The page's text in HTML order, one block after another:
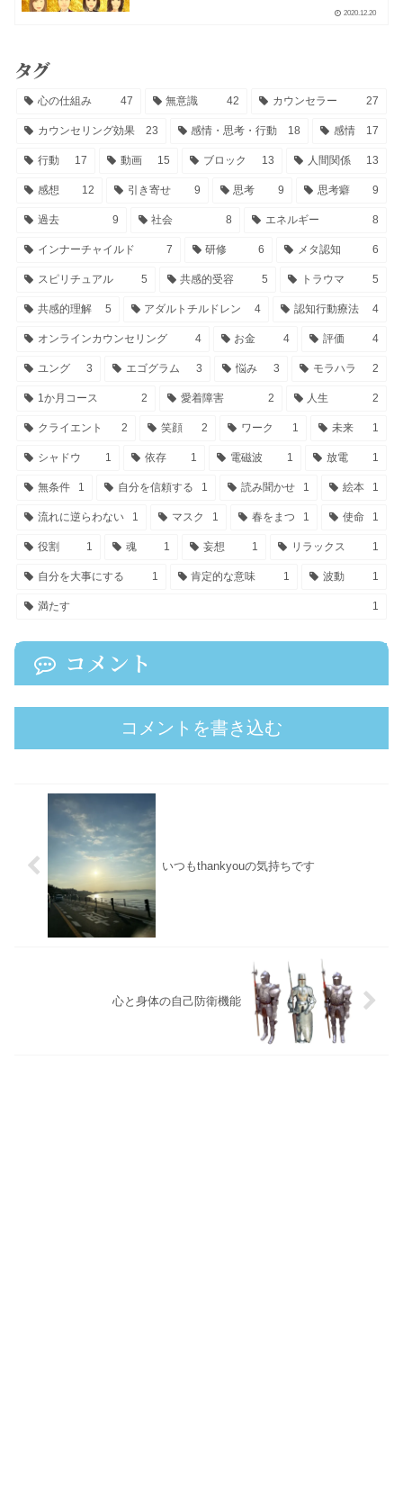
2020.12.20
タグ
心の仕組み 47 無意識 42 カウンセラー 27
カウンセリング効果 23 感情・思考・行動 18 感情 17
行動 17 動画 15 ブロック 13 人間関係 13
感想 12 引き寄せ 9 思考 9 思考癖 9
過去 9 社会 8 エネルギー 8
インナーチャイルド 7 研修 6 メタ認知 6
スピリチュアル 5 共感的受容 5 トラウマ 5
共感的理解 5 アダルトチルドレン 4 認知行動療法 4
オンラインカウンセリング 4 お金 4 評価 4
ユング 3 エゴグラム 3 悩み 3 モラハラ 2
1か月コース 2 愛着障害 2 人生 2
クライエント 2 笑顔 2 ワーク 1 未来 1
シャドウ 1 依存 1 電磁波 1 放電 1
無条件 1 自分を信頼する 1 読み聞かせ 1 絵本 1
流れに逆らわない 1 マスク 1 春をまつ 1 使命 1
役割 1 魂 1 妄想 1 リラックス 1
自分を大事にする 1 肯定的な意味 1 波動 1
満たす 1
コメント
コメントを書き込む
いつもthankyouの気持ちです
心と身体の自己防衛機能